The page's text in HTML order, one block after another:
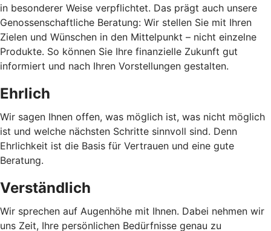
in besonderer Weise verpflichtet. Das prägt auch unsere
Genossenschaftliche Beratung: Wir stellen Sie mit Ihren
Zielen und Wünschen in den Mittelpunkt – nicht einzelne
Produkte. So können Sie Ihre finanzielle Zukunft gut
informiert und nach Ihren Vorstellungen gestalten.
Ehrlich
Wir sagen Ihnen offen, was möglich ist, was nicht möglich
ist und welche nächsten Schritte sinnvoll sind. Denn
Ehrlichkeit ist die Basis für Vertrauen und eine gute
Beratung.
Verständlich
Wir sprechen auf Augenhöhe mit Ihnen. Dabei nehmen wir
uns Zeit, Ihre persönlichen Bedürfnisse genau zu